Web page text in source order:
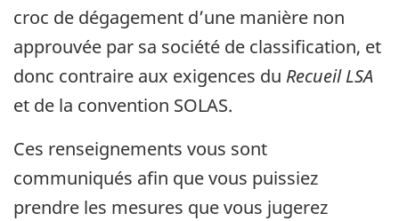
croc de dégagement d’une manière non
approuvée par sa société de classification, et
donc contraire aux exigences du Recueil LSA
et de la convention SOLAS.
Ces renseignements vous sont
communiqués afin que vous puissiez
prendre les mesures que vous jugerez